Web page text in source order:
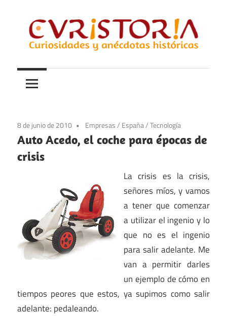
contenido
Curistoria
y
anécdotas
historia
8 de junio de 2010 Empresas/ España/Tecnología
Auto Acedo, el coche para épocas de
crisis
La crisis es la crisis,
señores míos, y vamos
a tener que comenzar
a utilizar el ingenio y lo
que no es el ingenio
para salir adelante. Me
van a permitir darles
un ejemplo de cómo en
tiempos peores que estos, ya supimos como salir
adelante: pedaleando.